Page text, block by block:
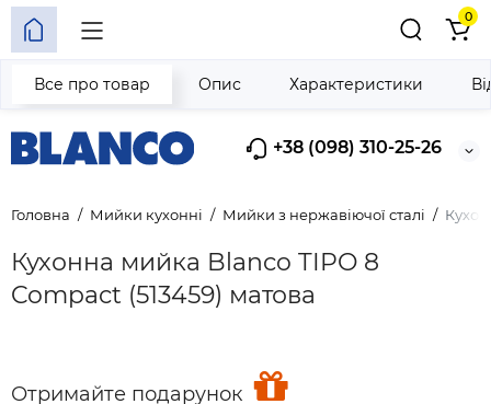
+38 (098) 310-25-26
0
Головна Мийки кухонні Мийки з нержавіючої сталі
Кухонна мийка Blanco TIPO 8
Compact (513459) матова
Отримайте подарунок
Все про товар Опис Характеристики